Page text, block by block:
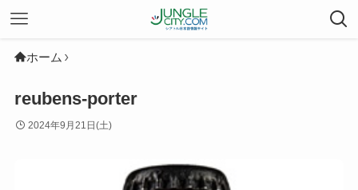
ホーム
reubens-porter
2024年9月21日(土)